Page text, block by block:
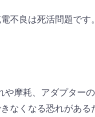
不良は死活問題です
摩耗、アダプター
なくなる恐れがある